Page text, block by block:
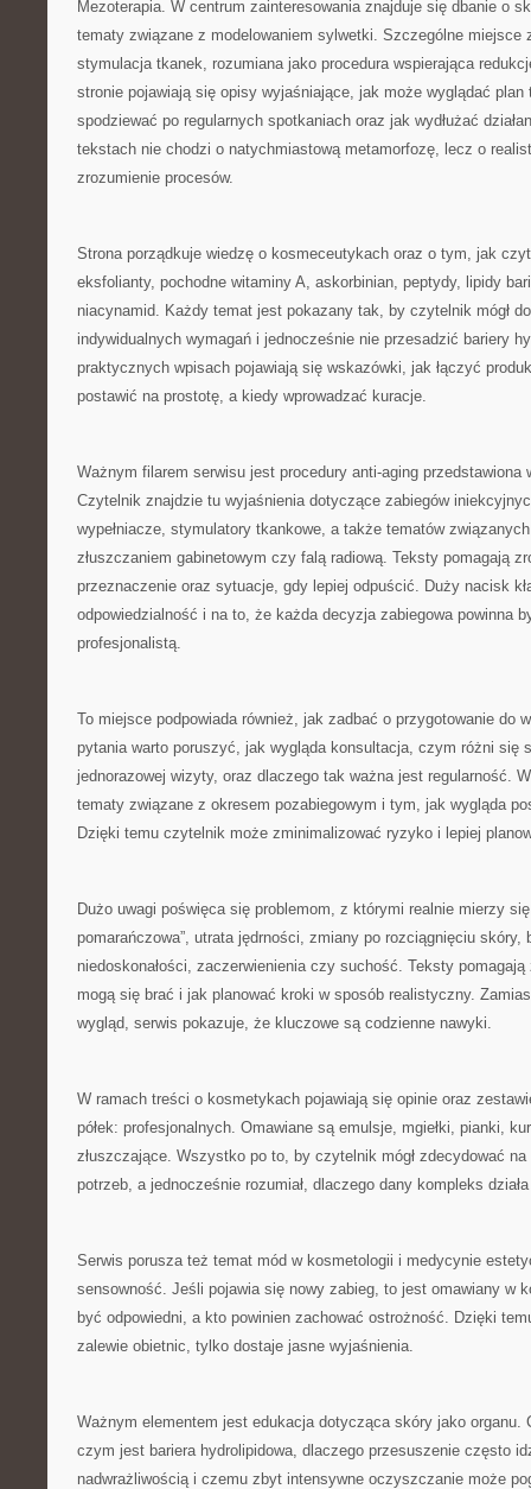
Mezoterapia. W centrum zainteresowania znajduje się dbanie o
tematy związane z modelowaniem sylwetki. Szczególne miejsce
stymulacja tkanek, rozumiana jako procedura wspierająca
stronie pojawiają się opisy wyjaśniające, jak może wyglądać
spodziewać po regularnych spotkaniach oraz jak wydłużać
tekstach nie chodzi o natychmiastową metamorfozę, lecz o
zrozumienie procesów.
Strona porządkuje wiedzę o kosmeceutykach oraz o tym, jak
eksfolianty, pochodne witaminy A, askorbinian, peptydy, lipidy
niacynamid. Każdy temat jest pokazany tak, by czytelnik mógł
indywidualnych wymagań i jednocześnie nie przesadzić bariery
praktycznych wpisach pojawiają się wskazówki, jak łączyć
postawić na prostotę, a kiedy wprowadzać kuracje.
Ważnym filarem serwisu jest procedury anti-aging przedstawiona
Czytelnik znajdzie tu wyjaśnienia dotyczące zabiegów
wypełniacze, stymulatory tkankowe, a także tematów
złuszczaniem gabinetowym czy falą radiową. Teksty pomagają
przeznaczenie oraz sytuacje, gdy lepiej odpuścić. Duży nacisk
odpowiedzialność i na to, że każda decyzja zabiegowa powinna
profesjonalistą.
To miejsce podpowiada również, jak zadbać o przygotowanie do
pytania warto poruszyć, jak wygląda konsultacja, czym różni się
jednorazowej wizyty, oraz dlaczego tak ważna jest regularność.
tematy związane z okresem pozabiegowym i tym, jak wygląda
Dzięki temu czytelnik może zminimalizować ryzyko i lepiej
Dużo uwagi poświęca się problemom, z którymi realnie mierzy
pomarańczowa”, utrata jędrności, zmiany po rozciągnięciu skóry,
niedoskonałości, zaczerwienienia czy suchość. Teksty
mogą się brać i jak planować kroki w sposób realistyczny.
wygląd, serwis pokazuje, że kluczowe są codzienne nawyki.
W ramach treści o kosmetykach pojawiają się opinie oraz
półek: profesjonalnych. Omawiane są emulsje, mgiełki, pianki,
złuszczające. Wszystko po to, by czytelnik mógł zdecydować
potrzeb, a jednocześnie rozumiał, dlaczego dany kompleks
Serwis porusza też temat mód w kosmetologii i medycynie
sensowność. Jeśli pojawia się nowy zabieg, to jest omawiany w
być odpowiedni, a kto powinien zachować ostrożność. Dzięki
zalewie obietnic, tylko dostaje jasne wyjaśnienia.
Ważnym elementem jest edukacja dotycząca skóry jako organu.
czym jest bariera hydrolipidowa, dlaczego przesuszenie często
nadwrażliwością i czemu zbyt intensywne oczyszczanie może